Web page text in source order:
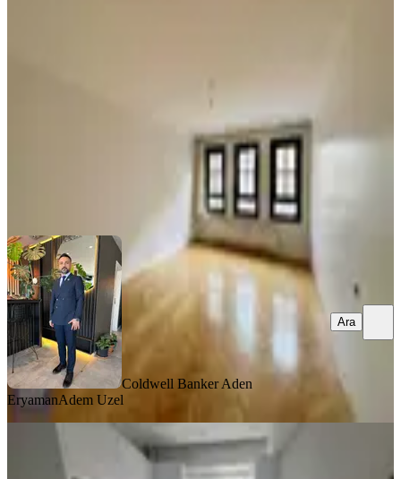
Adem Uzel
Coldwell Banker Aden
EryamanAdem Uzel
Ara
Ayvalı Yağmur Sokak'ta Masrafsız,
Tamamen Yapılı 2+1 Kiralık